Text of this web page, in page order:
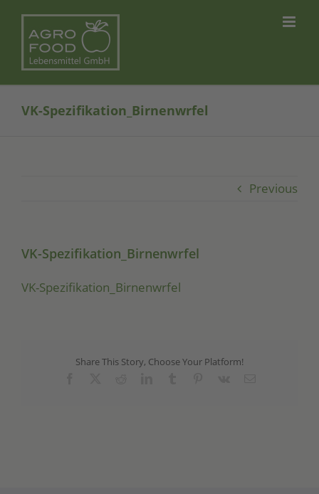
content
VK-Spezifikation_Birnenwrfel
Previous
VK-Spezifikation_Birnenwrfel
VK-Spe­zi­fi­ka­ti­on_­Bir­nen­wr­fel
Share This Story, Choose Your Platform!